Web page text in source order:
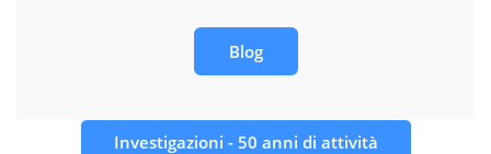
Blog
Investigazioni - 50 anni di attività